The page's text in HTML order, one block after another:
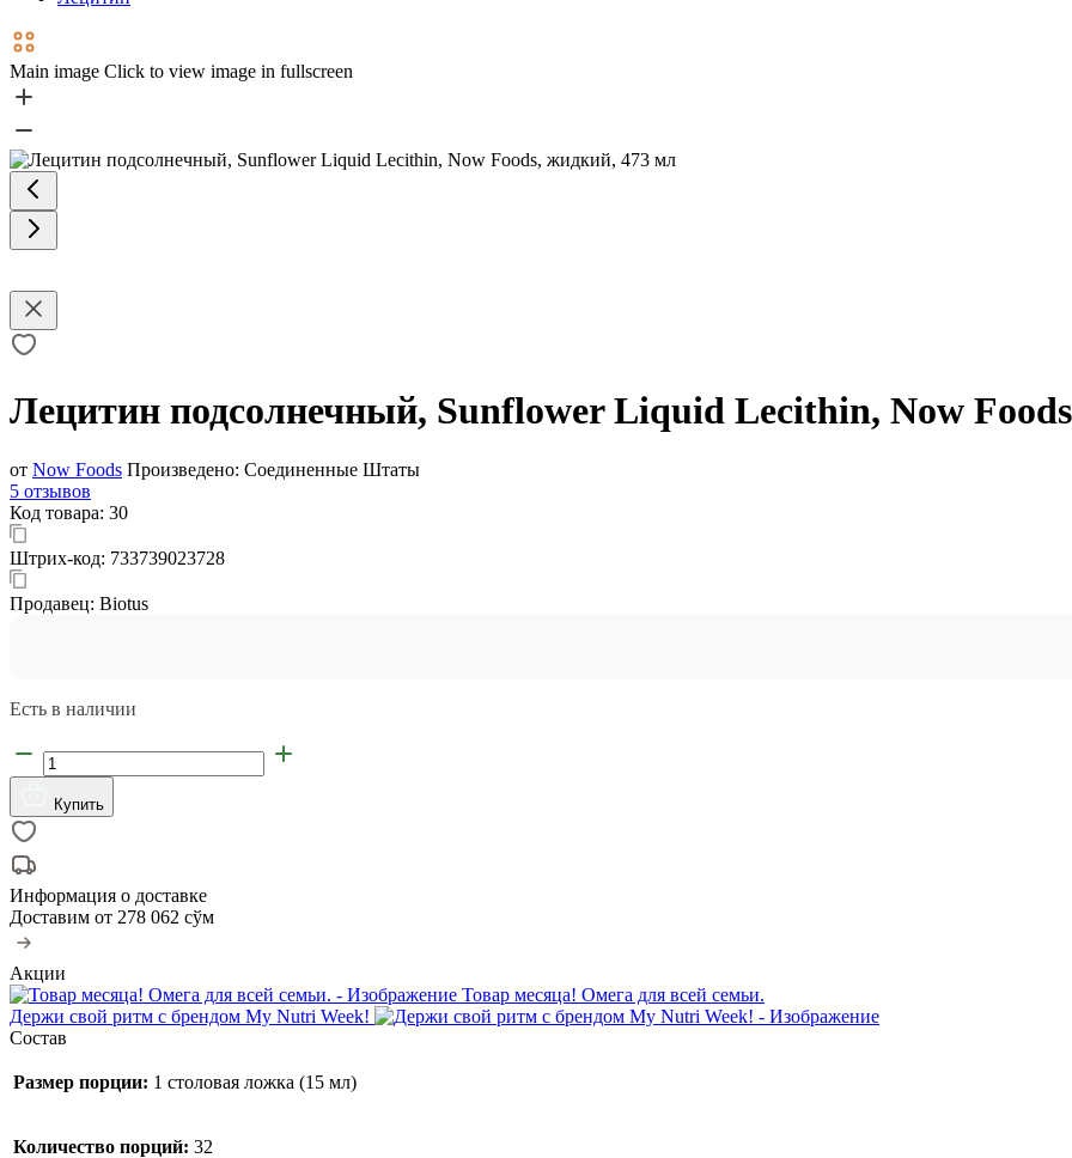
Main image Click to view image in fullscreen
Лецитин подсолнечный, Sunflower Liquid Lecithin, Now
от Now Foods Произведено: Соединенные Штаты
5 отзывов
Код товара: 30
Штрих-код: 733739023728
Продавец: Biotus
Есть в наличии
Купить
Информация о доставке
Доставим от 278 062 сўм
Акции
Товар месяца! Омега для всей семьи.
Держи свой ритм с брендом My Nutri Week!
Состав
Размер порции: 1 столовая ложка (15 мл)
Количество порций: 32